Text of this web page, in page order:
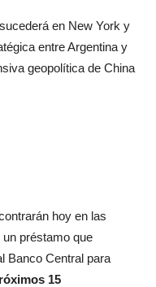
en New York y
entre Argentina y
geopolítica de China
hoy en las
un préstamo que
Banco Central para
15